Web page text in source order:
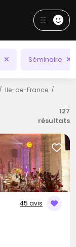
Séminaire
Ile-de-France
127
résultats
45 avis